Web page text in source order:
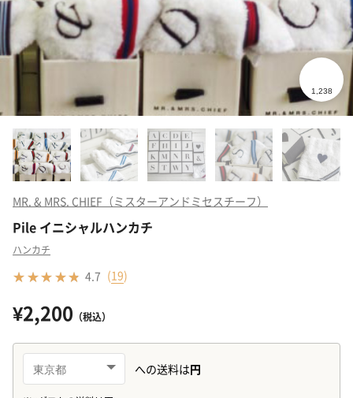
MR. & MRS. CHIEF（ミスターアンドミセスチーフ）
Pile イニシャルハンカチ
ハンカチ
4.7 (19)
¥2,200 （税込）